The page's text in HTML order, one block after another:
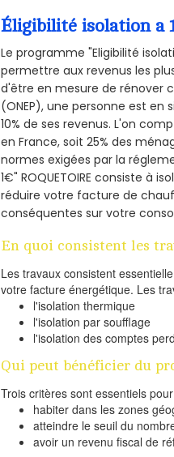
Éligibilité isolation a
Le programme "Eligibilité
permettre aux revenus les
d'être en mesure de rénover
(ONEP), une personne est
10% de ses revenus. L'on
en France, soit 25% des
normes exigées par la
1€" ROQUETOIRE consiste à
réduire votre facture de
conséquentes sur votre
En quoi consistent les
Les travaux consistent
votre facture énergétique. Les
l'isolation thermique
l'isolation par soufflage
l'isolation des comptes
Qui peut bénéficier du
Trois critères sont essentiels
habiter dans les zones
atteindre le seuil du
avoir un revenu fiscal de